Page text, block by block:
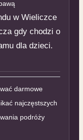
w Wieliczce
gdy chodzi o
dla dzieci.
darmowe
najczęstszych
podróży